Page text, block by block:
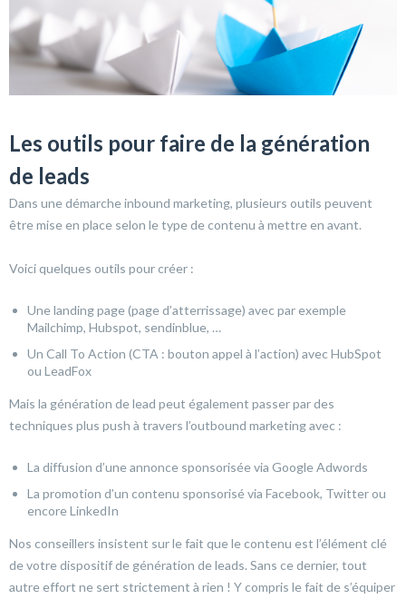
Les outils pour faire de la génération
de leads
Dans une démarche inbound marketing, plusieurs outils peuvent
être mise en place selon le type de contenu à mettre en avant.
Voici quelques outils pour créer :
Une landing page (page d’atterrissage) avec par exemple
Mailchimp, Hubspot, sendinblue, …
Un Call To Action (CTA : bouton appel à l’action) avec HubSpot
ou LeadFox
Mais la génération de lead peut également passer par des
techniques plus push à travers l’outbound marketing avec :
La diffusion d’une annonce sponsorisée via Google Adwords
La promotion d’un contenu sponsorisé via Facebook, Twitter ou
encore LinkedIn
Nos conseillers insistent sur le fait que le contenu est l’élément clé
de votre dispositif de génération de leads. Sans ce dernier, tout
autre effort ne sert strictement à rien ! Y compris le fait de s’équiper